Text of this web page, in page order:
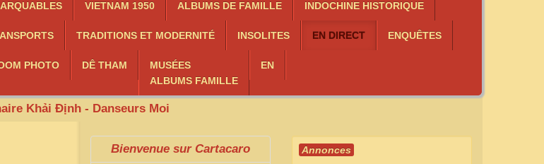
VIETNAM 1950 ALBUMS DE FAMILLE INDOCHINE HISTORIQUE
TRADITIONS ET MODERNITÉ INSOLITES EN DIRECT ENQUÊTES
PHOTO DÊ THAM
MUSÉES
ALBUMS FAMILLE
EN
Khải Định - Danseurs Moi
Bienvenue sur Cartacaro
Annonces